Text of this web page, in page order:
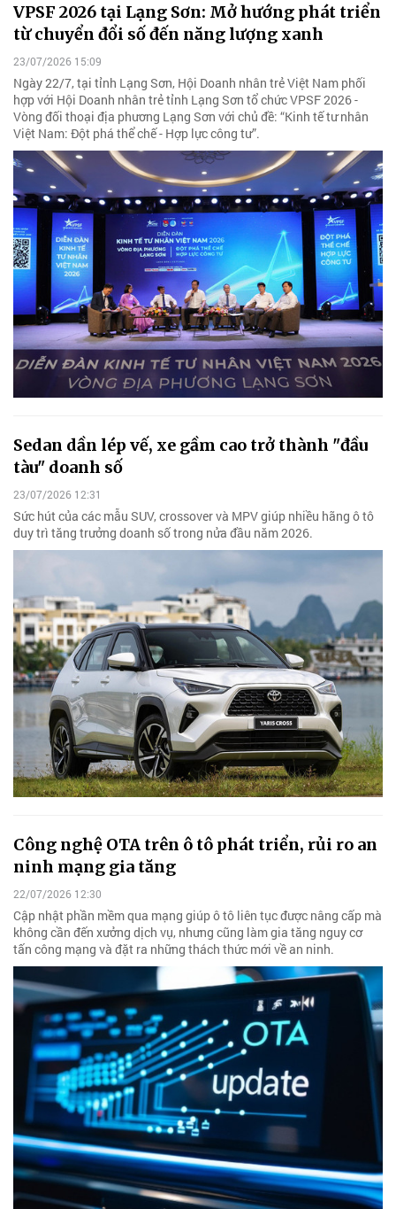
VPSF 2026 tại Lạng Sơn: Mở hướng phát triển
từ chuyển đổi số đến năng lượng xanh
23/07/2026 15:09
Ngày 22/7, tại tỉnh Lạng Sơn, Hội Doanh nhân trẻ Việt Nam phối
hợp với Hội Doanh nhân trẻ tỉnh Lạng Sơn tổ chức VPSF 2026 -
Vòng đối thoại địa phương Lạng Sơn với chủ đề: “Kinh tế tư nhân
Việt Nam: Đột phá thể chế - Hợp lực công tư”.
Sedan dần lép vế, xe gầm cao trở thành "đầu
tàu" doanh số
23/07/2026 12:31
Sức hút của các mẫu SUV, crossover và MPV giúp nhiều hãng ô tô
duy trì tăng trưởng doanh số trong nửa đầu năm 2026.
Công nghệ OTA trên ô tô phát triển, rủi ro an
ninh mạng gia tăng
22/07/2026 12:30
Cập nhật phần mềm qua mạng giúp ô tô liên tục được nâng cấp mà
không cần đến xưởng dịch vụ, nhưng cũng làm gia tăng nguy cơ
tấn công mạng và đặt ra những thách thức mới về an ninh.